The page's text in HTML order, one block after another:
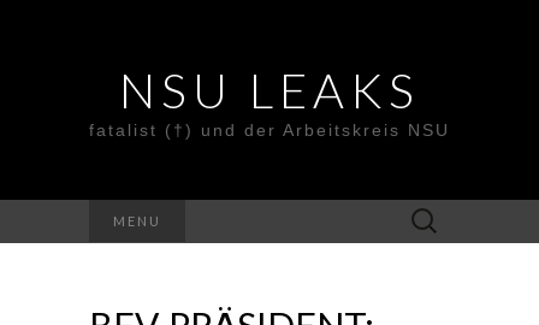
NSU LEAKS
fatalist (†) und der Arbeitskreis NSU
MENU
Suche
nach: